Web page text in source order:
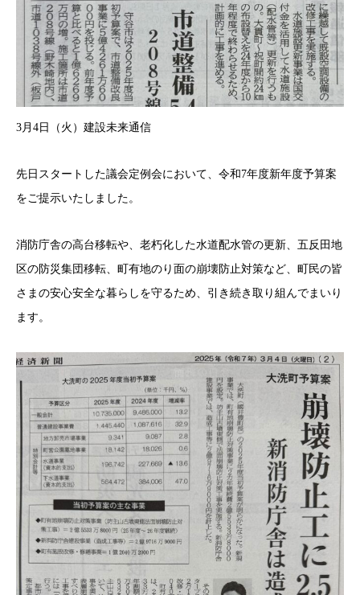
3月4日（火）建設未来通信
先日スタートした議会定例会において、令和7年度新年度予算案
をご提示いたしました。
消防庁舎の高台移転や、老朽化した水道配水管の更新、五反田地
区の防災集団移転、町有地のり面の崩壊防止対策など、町民の皆
さまの安心安全な暮らしを守るため、引き続き取り組んでまいり
ます。